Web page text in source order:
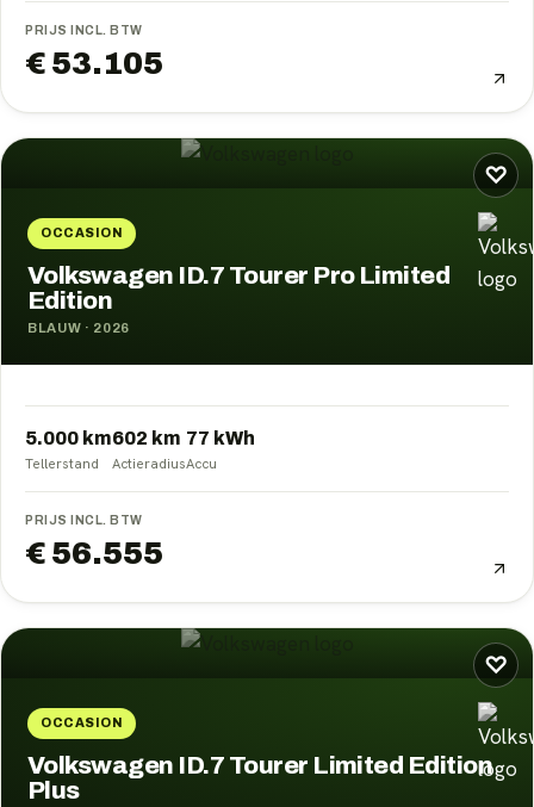
PRIJS INCL. BTW
€ 53.105
♡
OCCASION
Volkswagen ID.7 Tourer Pro Limited
Edition
BLAUW · 2026
5.000 km
Tellerstand
602 km
Actieradius
77 kWh
Accu
PRIJS INCL. BTW
€ 56.555
♡
OCCASION
Volkswagen ID.7 Tourer Limited Edition
Plus